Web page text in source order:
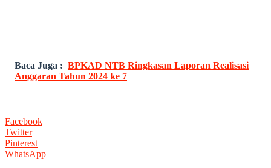
Baca Juga : BPKAD NTB Ringkasan Laporan Realisasi
Anggaran Tahun 2024 ke 7
Facebook
Twitter
Pinterest
WhatsApp